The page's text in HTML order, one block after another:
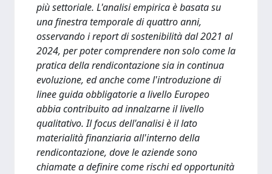
più settoriale. L'analisi empirica è basata su
una finestra temporale di quattro anni,
osservando i report di sostenibilità dal 2021 al
2024, per poter comprendere non solo come la
pratica della rendicontazione sia in continua
evoluzione, ed anche come l'introduzione di
linee guida obbligatorie a livello Europeo
abbia contribuito ad innalzarne il livello
qualitativo. Il focus dell'analisi è il lato
materialità finanziaria all'interno della
rendicontazione, dove le aziende sono
chiamate a definire come rischi ed opportunità